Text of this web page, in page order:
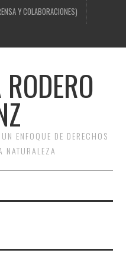
Y COLABORACIONES)
ENFOQUE DE DERECHOS
NATURALEZA